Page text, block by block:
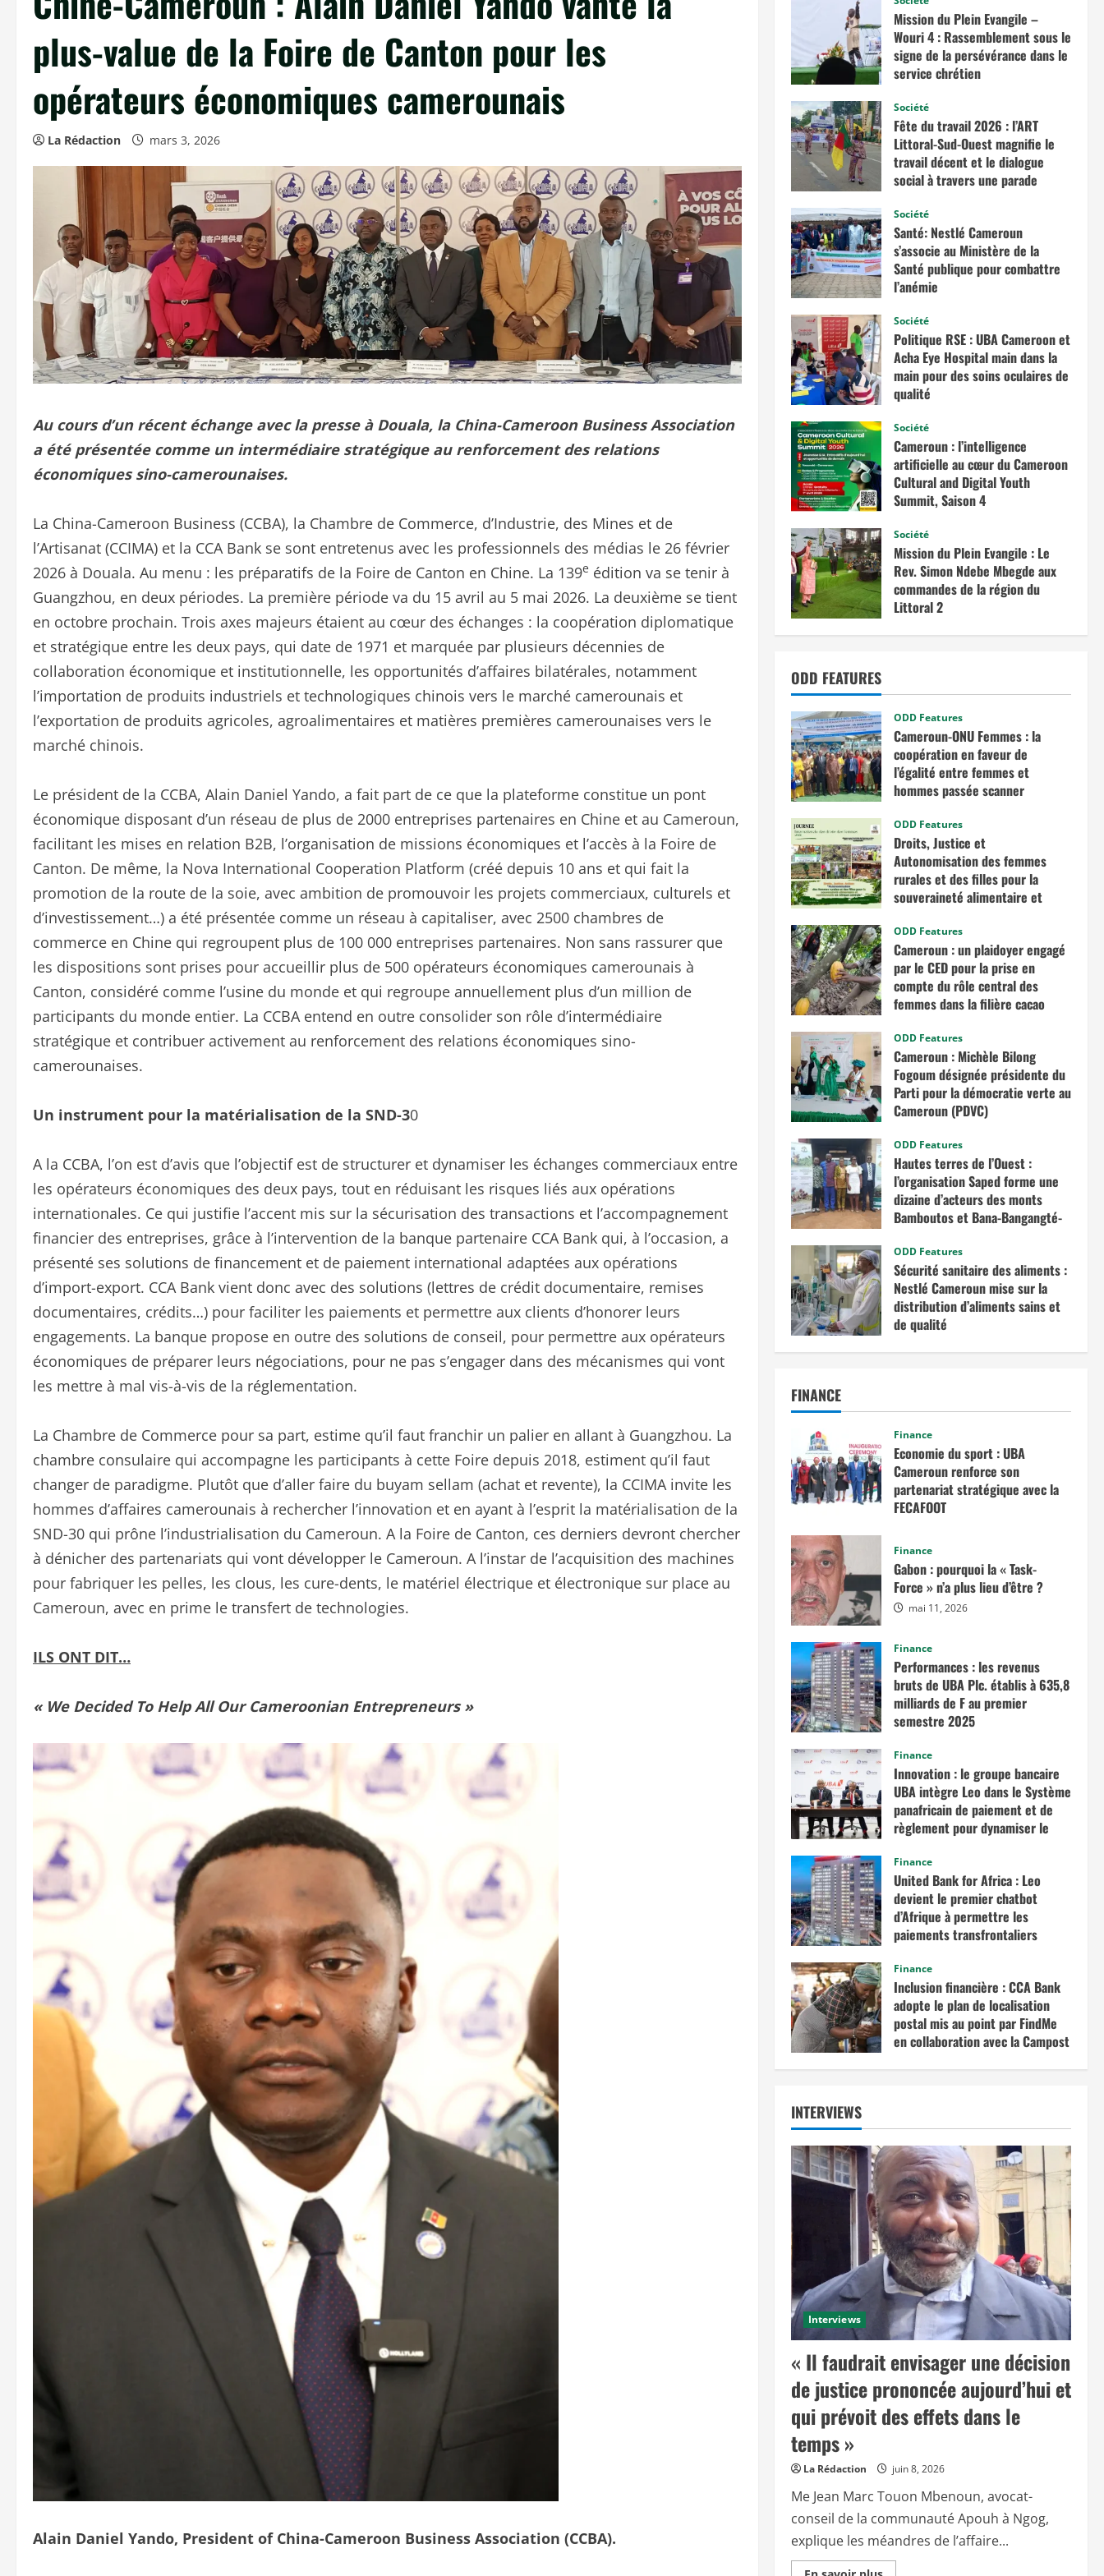
plus-value de la Foire de Canton pour les
opérateurs économiques camerounais
La Rédaction mars 3, 2026
Au cours d’un récent échange avec la presse à Douala, la China-Cameroon Business Association
a été présentée comme un intermédiaire stratégique au renforcement des relations
économiques sino-camerounaises.
La China-Cameroon Business (CCBA), la Chambre de Commerce, d’Industrie, des Mines et de
l’Artisanat (CCIMA) et la CCA Bank se sont entretenus avec les professionnels des médias le 26 février
2026 à Douala. Au menu : les préparatifs de la Foire de Canton en Chine. La 139e édition va se tenir à
Guangzhou, en deux périodes. La première période va du 15 avril au 5 mai 2026. La deuxième se tient
en octobre prochain. Trois axes majeurs étaient au cœur des échanges : la coopération diplomatique
et stratégique entre les deux pays, qui date de 1971 et marquée par plusieurs décennies de
collaboration économique et institutionnelle, les opportunités d’affaires bilatérales, notamment
l’importation de produits industriels et technologiques chinois vers le marché camerounais et
l’exportation de produits agricoles, agroalimentaires et matières premières camerounaises vers le
marché chinois.
Le président de la CCBA, Alain Daniel Yando, a fait part de ce que la plateforme constitue un pont
économique disposant d’un réseau de plus de 2000 entreprises partenaires en Chine et au Cameroun,
facilitant les mises en relation B2B, l’organisation de missions économiques et l’accès à la Foire de
Canton. De même, la Nova International Cooperation Platform (créé depuis 10 ans et qui fait la
promotion de la route de la soie, avec ambition de promouvoir les projets commerciaux, culturels et
d’investissement…) a été présentée comme un réseau à capitaliser, avec 2500 chambres de
commerce en Chine qui regroupent plus de 100 000 entreprises partenaires. Non sans rassurer que
les dispositions sont prises pour accueillir plus de 500 opérateurs économiques camerounais à
Canton, considéré comme l’usine du monde et qui regroupe annuellement plus d’un million de
participants du monde entier. La CCBA entend en outre consolider son rôle d’intermédiaire
stratégique et contribuer activement au renforcement des relations économiques sino-
camerounaises.
Un instrument pour la matérialisation de la SND-30
A la CCBA, l’on est d’avis que l’objectif est de structurer et dynamiser les échanges commerciaux entre
les opérateurs économiques des deux pays, tout en réduisant les risques liés aux opérations
internationales. Ce qui justifie l’accent mis sur la sécurisation des transactions et l’accompagnement
financier des entreprises, grâce à l’intervention de la banque partenaire CCA Bank qui, à l’occasion, a
présenté ses solutions de financement et de paiement international adaptées aux opérations
d’import-export. CCA Bank vient donc avec des solutions (lettres de crédit documentaire, remises
documentaires, crédits…) pour faciliter les paiements et permettre aux clients d’honorer leurs
engagements. La banque propose en outre des solutions de conseil, pour permettre aux opérateurs
économiques de préparer leurs négociations, pour ne pas s’engager dans des mécanismes qui vont
les mettre à mal vis-à-vis de la réglementation.
La Chambre de Commerce pour sa part, estime qu’il faut franchir un palier en allant à Guangzhou. La
chambre consulaire qui accompagne les participants à cette Foire depuis 2018, estiment qu’il faut
changer de paradigme. Plutôt que d’aller faire du buyam sellam (achat et revente), la CCIMA invite les
hommes d’affaires camerounais à rechercher l’innovation et en ayant à l’esprit la matérialisation de la
SND-30 qui prône l’industrialisation du Cameroun. A la Foire de Canton, ces derniers devront chercher
à dénicher des partenariats qui vont développer le Cameroun. A l’instar de l’acquisition des machines
pour fabriquer les pelles, les clous, les cure-dents, le matériel électrique et électronique sur place au
Cameroun, avec en prime le transfert de technologies.
ILS ONT DIT…
« We Decided To Help All Our Cameroonian Entrepreneurs »
Alain Daniel Yando, President of China-Cameroon Business Association (CCBA).
Mission du Plein Evangile –
Wouri 4 : Rassemblement sous le
signe de la persévérance dans le
service chrétien
Société
Fête du travail 2026 : l’ART
Littoral-Sud-Ouest magnifie le
travail décent et le dialogue
social à travers une parade
mai 2, 2026
Société
Santé: Nestlé Cameroun
s’associe au Ministère de la
Santé publique pour combattre
l’anémie
Société
Politique RSE : UBA Cameroon et
Acha Eye Hospital main dans la
main pour des soins oculaires de
qualité
Société
Cameroun : l’intelligence
artificielle au cœur du Cameroon
Cultural and Digital Youth
Summit, Saison 4
Société
Mission du Plein Evangile : Le
Rev. Simon Ndebe Mbegde aux
commandes de la région du
Littoral 2
ODD FEATURES
ODD Features
Cameroun-ONU Femmes : la
coopération en faveur de
l’égalité entre femmes et
hommes passée scanner
ODD Features
Droits, Justice et
Autonomisation des femmes
rurales et des filles pour la
souveraineté alimentaire et
centrale
mars 7, 2026
ODD Features
Cameroun : un plaidoyer engagé
par le CED pour la prise en
compte du rôle central des
femmes dans la filière cacao
ODD Features
Cameroun : Michèle Bilong
Fogoum désignée présidente du
Parti pour la démocratie verte au
Cameroun (PDVC)
ODD Features
Hautes terres de l’Ouest :
l’organisation Saped forme une
dizaine d’acteurs des monts
Bamboutos et Bana-Bangangté-
considérations de genre dans les
projets de développement
juillet 23, 2025
ODD Features
Sécurité sanitaire des aliments :
Nestlé Cameroun mise sur la
distribution d’aliments sains et
de qualité
FINANCE
Finance
Economie du sport : UBA
Cameroun renforce son
partenariat stratégique avec la
FECAFOOT
Finance
Gabon : pourquoi la « Task-
Force » n’a plus lieu d’être ?
mai 11, 2026
Finance
Performances : les revenus
bruts de UBA Plc. établis à 635,8
milliards de F au premier
semestre 2025
Finance
Innovation : le groupe bancaire
UBA intègre Leo dans le Système
panafricain de paiement et de
règlement pour dynamiser le
août 12, 2025
Finance
United Bank for Africa : Leo
devient le premier chatbot
d’Afrique à permettre les
paiements transfrontaliers
Finance
Inclusion financière : CCA Bank
adopte le plan de localisation
postal mis au point par FindMe
en collaboration avec la Campost
INTERVIEWS
Interviews
« Il faudrait envisager une décision
de justice prononcée aujourd’hui et
qui prévoit des effets dans le
temps »
La Rédaction juin 8, 2026
Me Jean Marc Touon Mbenoun, avocat-
conseil de la communauté Apouh à Ngog,
explique les méandres de l’affaire...